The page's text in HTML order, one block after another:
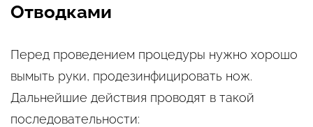
Отводками
Перед проведением процедуры нужно хорошо
вымыть руки, продезинфицировать нож.
Дальнейшие действия проводят в такой
последовательности: